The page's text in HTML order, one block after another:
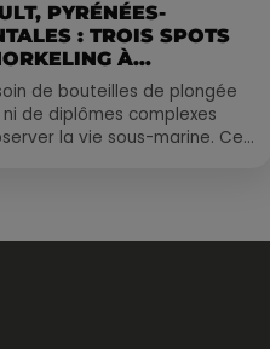
PYRÉNÉES-
: TROIS SPOTS
À
de bouteilles de plongée
de diplômes complexes
la vie sous-marine. Cet